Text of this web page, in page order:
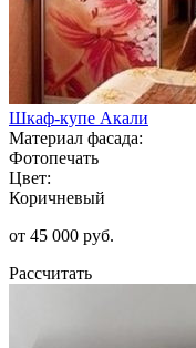
Шкаф-купе Акали
Материал фасада:
Фотопечать
Цвет:
Коричневый
от 45 000 руб.
Рассчитать